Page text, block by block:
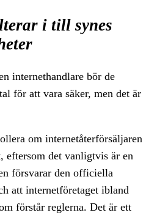
i till synes
internethandlare bör de
för att vara säker, men det är
om internetåterförsäljaren
eftersom det vanligtvis är en
försvarar den officiella
att internetföretaget ibland
förstår reglerna. Det är ett